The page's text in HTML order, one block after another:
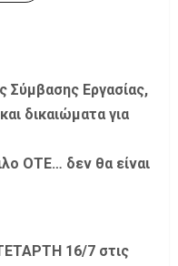
Σύμβασης Εργασίας,
δικαιώματα για
ΟΤΕ… δεν θα είναι
16/7 στις